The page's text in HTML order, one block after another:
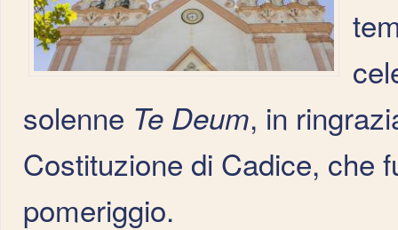
solenne Te Deum, in
Costituzione di Cadice, che
pomeriggio.